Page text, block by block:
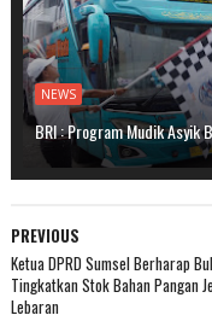
NEWS
BRI : Program Mudik Asyik
PREVIOUS
Ketua DPRD Sumsel Berharap
Tingkatkan Stok Bahan Pangan
Lebaran